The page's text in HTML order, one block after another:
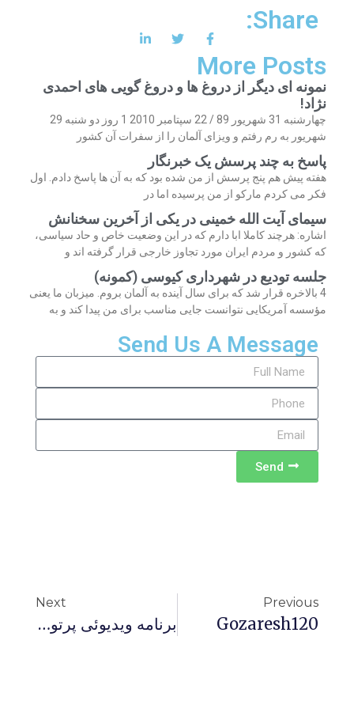
Share:
More Posts
نمونه ای دیگر از دروغ ها و دروغ گویی های احمدی
نژاد!
چهارشنبه 31 شهریور 89 / 22 سپتامبر 2010 1 روز دو شنبه 29
شهریور به رم رفتم و ویزای آلمان را از سفرات آن کشور
پاسخ به چند پرسش یک خبرنگار
هفته پیش هم پنج پرسش از من شده بود که به آن ها پاسخ دادم. اول
فکر می کردم مارکو از من پرسیده اما در
سیمای آیت الله خمینی در یکی از آخرین سخنانش
اشاره: هرچند کاملا ابا دارم که در این وضعیت خاص و حاد سیاسی،
که کشور و مردم ایران مورد تجاوز خارجی قرار گرفته اند و
جلسه تودیع در شهرداری کیوسی (کمونه)
4 بالاخره قرار شد که برای سال آینده به آلمان بروم. میزبان ما یعنی
مؤسسه آمریکایی نتوانست جایی مناسب برای من پیدا کند و به
Send Us A Message
Send
Previous
Gozaresh120
Next
برنامه ويديوئى پرتو نور تحت عنوان: پيش‌فرضهاى نگاه مردانه به زن ۱